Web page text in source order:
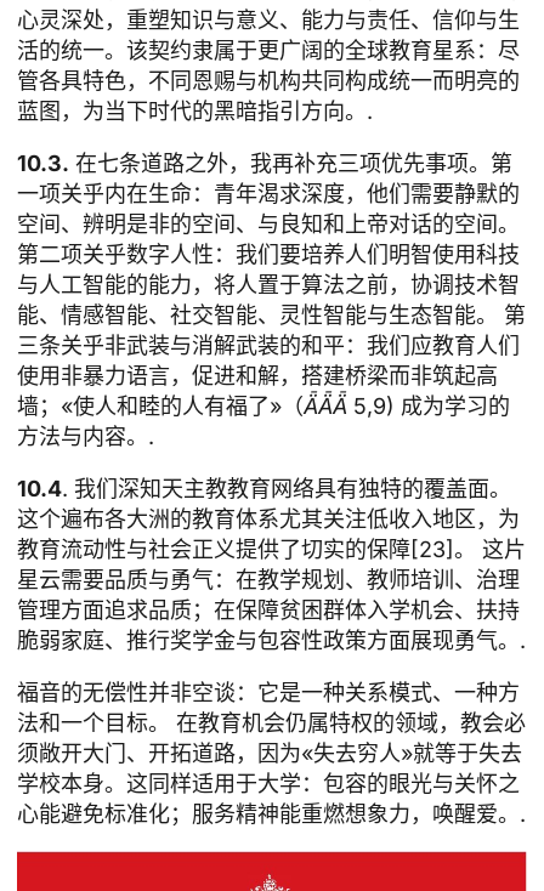
心灵深处，重塑知识与意义、能力与责任、信仰与生
活的统一。该契约隶属于更广阔的全球教育星系：尽
管各具特色，不同恩赐与机构共同构成统一而明亮的
蓝图，为当下时代的黑暗指引方向。.
10.3. 在七条道路之外，我再补充三项优先事项。第
一项关乎内在生命：青年渴求深度，他们需要静默的
空间、辨明是非的空间、与良知和上帝对话的空间。
第二项关乎数字人性：我们要培养人们明智使用科技
与人工智能的能力，将人置于算法之前，协调技术智
能、情感智能、社交智能、灵性智能与生态智能。 第
三条关乎非武装与消解武装的和平：我们应教育人们
使用非暴力语言，促进和解，搭建桥梁而非筑起高
墙；«使人和睦的人有福了»（ǞǞǞ 5,9) 成为学习的
方法与内容。.
10.4. 我们深知天主教教育网络具有独特的覆盖面。
这个遍布各大洲的教育体系尤其关注低收入地区，为
教育流动性与社会正义提供了切实的保障[23]。 这片
星云需要品质与勇气：在教学规划、教师培训、治理
管理方面追求品质；在保障贫困群体入学机会、扶持
脆弱家庭、推行奖学金与包容性政策方面展现勇气。.
福音的无偿性并非空谈：它是一种关系模式、一种方
法和一个目标。 在教育机会仍属特权的领域，教会必
须敞开大门、开拓道路，因为«失去穷人»就等于失去
学校本身。这同样适用于大学：包容的眼光与关怀之
心能避免标准化；服务精神能重燃想象力，唤醒爱。.